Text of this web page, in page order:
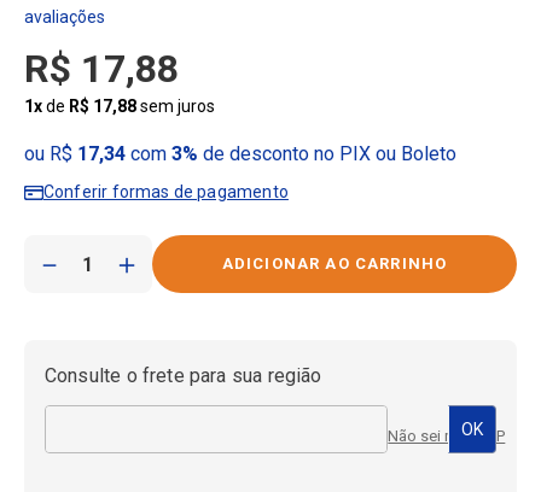
R$ 17,88
1xde R$ 17,88sem juros
ou R$ 17,34com 3% de desconto no PIX ou Boleto
Conferir formas de pagamento
＋
－
Consulte o frete para sua região
Não sei meu CEP